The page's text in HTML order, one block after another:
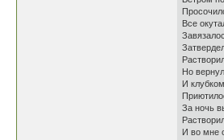
Все
Но
И
За ночь
И во мне